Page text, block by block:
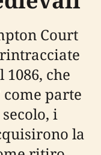
Court
rintracciate
che
parte
i
la